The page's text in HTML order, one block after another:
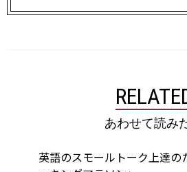
あわせて読み
英語のスモールトーク上達の